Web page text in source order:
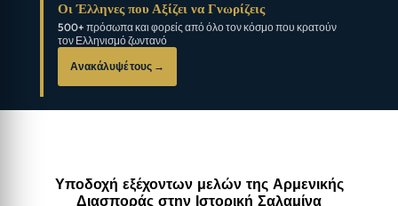
Οι Έλληνες που Αξίζει να Γνωρίζεις
500+ πρόσωπα και φορείς από όλο τον κόσμο που κρατούν
τον Ελληνισμό ζωντανό
Ανακάλυψέ τους →
Υποδοχή εξέχοντων μελών της Αρμενικής
Διασποράς στην Ιστορική Σαλαμίνα